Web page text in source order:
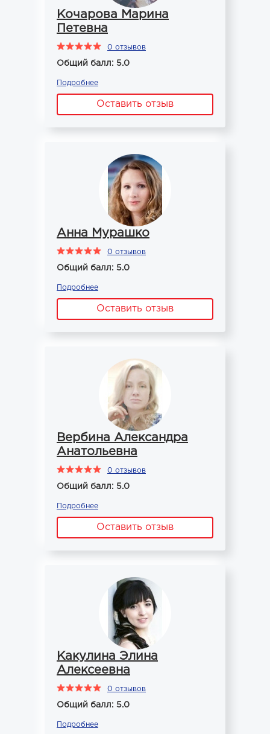
Кочарова Марина
Петевна
0 отзывов
Общий балл: 5.0
Подробнее
Оставить отзыв
Анна Мурашко
0 отзывов
Общий балл: 5.0
Подробнее
Оставить отзыв
Вербина Александра
Анатольевна
0 отзывов
Общий балл: 5.0
Подробнее
Оставить отзыв
Какулина Элина
Алексеевна
0 отзывов
Общий балл: 5.0
Подробнее